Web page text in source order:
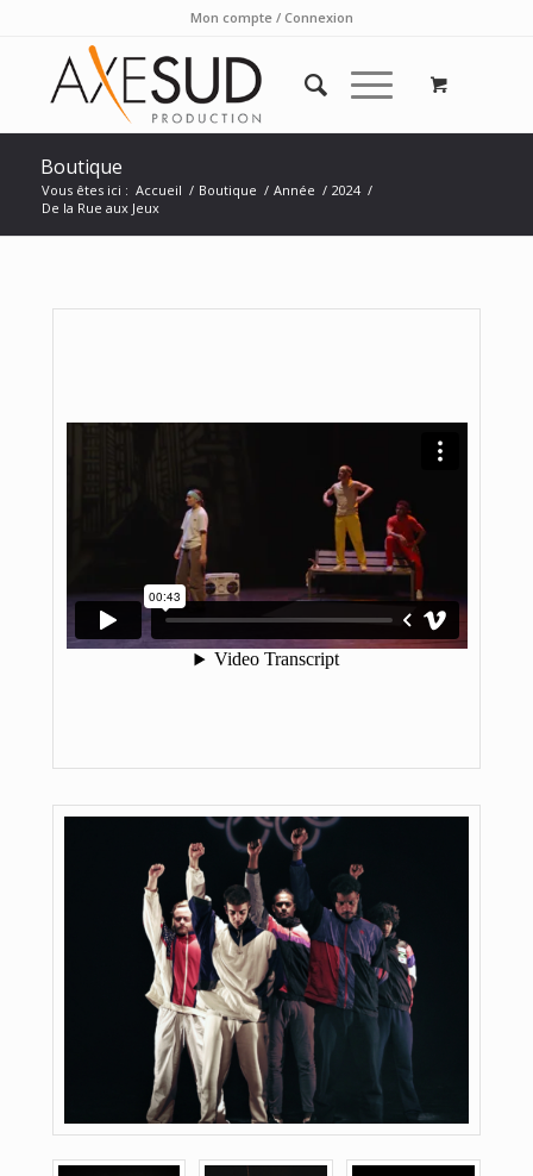
Mon compte / Connexion
Boutique
Vous êtes ici : Accueil / Boutique / Année / 2024 /
De la Rue aux Jeux